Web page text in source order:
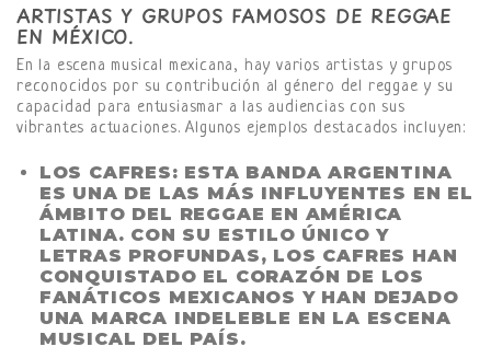
ARTISTAS Y GRUPOS FAMOSOS DE REGGAE
EN MÉXICO.
En la escena musical mexicana, hay varios artistas y grupos
reconocidos por su contribución al género del reggae y su
capacidad para entusiasmar a las audiencias con sus
vibrantes actuaciones. Algunos ejemplos destacados incluyen:
LOS CAFRES: ESTA BANDA ARGENTINA
ES UNA DE LAS MÁS INFLUYENTES EN EL
ÁMBITO DEL REGGAE EN AMÉRICA
LATINA. CON SU ESTILO ÚNICO Y
LETRAS PROFUNDAS, LOS CAFRES HAN
CONQUISTADO EL CORAZÓN DE LOS
FANÁTICOS MEXICANOS Y HAN DEJADO
UNA MARCA INDELEBLE EN LA ESCENA
MUSICAL DEL PAÍS.